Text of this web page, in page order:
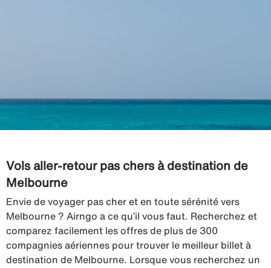
Vols aller-retour pas chers à destination de
Melbourne
Envie de voyager pas cher et en toute sérénité vers
Melbourne ? Airngo a ce qu’il vous faut. Recherchez et
comparez facilement les offres de plus de 300
compagnies aériennes pour trouver le meilleur billet à
destination de Melbourne. Lorsque vous recherchez un